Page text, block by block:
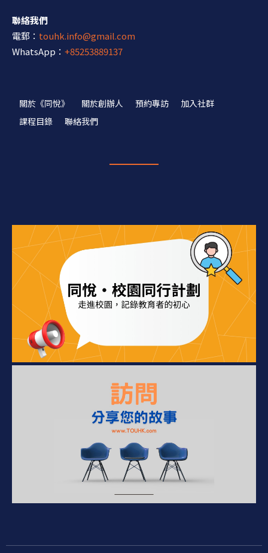
聯絡我們
電郵： touhk.info@gmail.com
WhatsApp： +85253889137
關於《同悅》 關於創辦人 預約專訪
加入社群
課程目錄
聯絡我們